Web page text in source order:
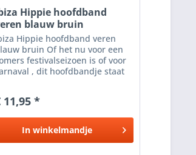
Hippie hoofdband
blauw bruin
Hippie hoofdband veren
bruin Of het nu voor een
festivalseizoen is of voor
, dit hoofdbandje staat
hippie stijl past perfect in de
11,95 *
In winkelmandje